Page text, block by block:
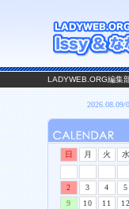
LADYWEB.ORG編集
日 月 火 水
2
3 4 5
9
10 11 12